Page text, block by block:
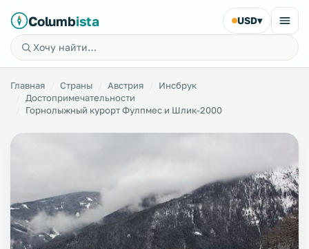
Columbista USD▾
Главная Страны Австрия
Инсбрук
Достопримечательности
Горнолыжный курорт Фулпмес и Шлик-2000